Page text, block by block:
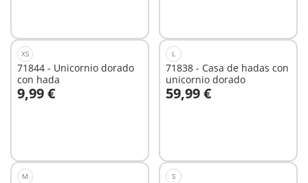
XS
71844 - Unicornio dorado
con hada
9,99 €
A la cesta
L
71838 - Casa de hadas con
unicornio dorado
59,99 €
A la cesta
M S